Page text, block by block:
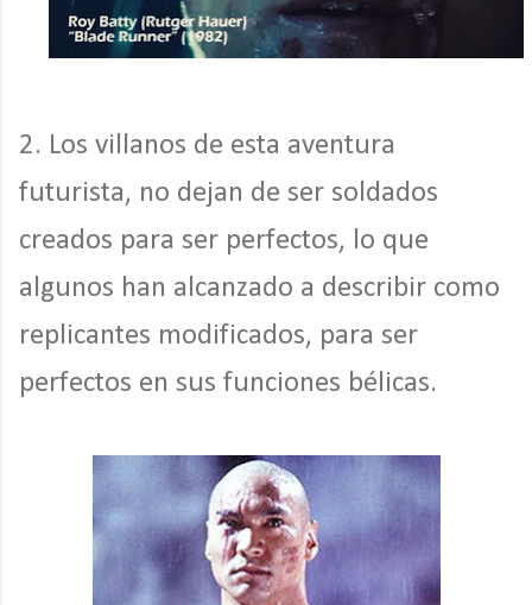
2. Los villanos de esta aventura
futurista, no dejan de ser soldados
creados para ser perfectos, lo que
algunos han alcanzado a describir como
replicantes modificados, para ser
perfectos en sus funciones bélicas.